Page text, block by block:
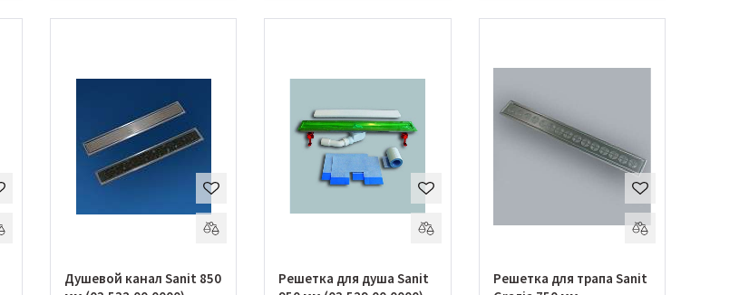
Душевой канал Sanit 850
Решетка для душа Sanit
Решетка для трапа Sanit